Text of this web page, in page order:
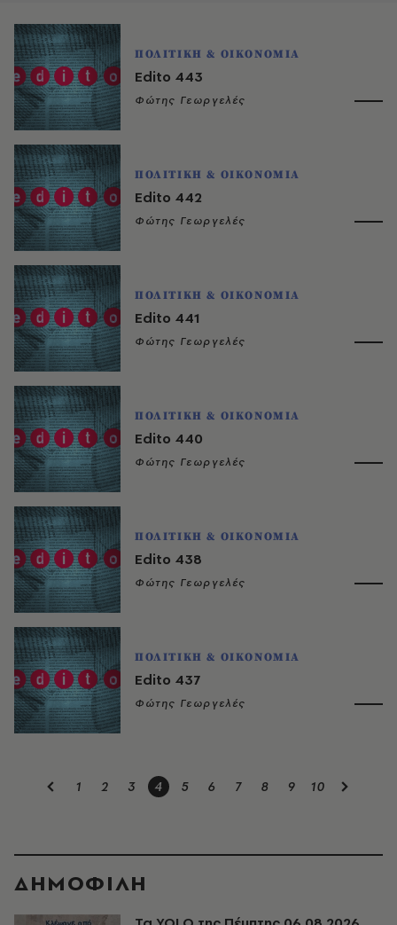
ΠΟΛΙΤΙΚΗ & ΟΙΚΟΝΟΜΙΑ
Edito 443
Φώτης Γεωργελές
ΠΟΛΙΤΙΚΗ & ΟΙΚΟΝΟΜΙΑ
Edito 442
Φώτης Γεωργελές
ΠΟΛΙΤΙΚΗ & ΟΙΚΟΝΟΜΙΑ
Edito 441
Φώτης Γεωργελές
ΠΟΛΙΤΙΚΗ & ΟΙΚΟΝΟΜΙΑ
Edito 440
Φώτης Γεωργελές
ΠΟΛΙΤΙΚΗ & ΟΙΚΟΝΟΜΙΑ
Edito 438
Φώτης Γεωργελές
ΠΟΛΙΤΙΚΗ & ΟΙΚΟΝΟΜΙΑ
Edito 437
Φώτης Γεωργελές
1 2 3 4 5 6 7 8 9 10
ΔΗΜΟΦΙΛΗ